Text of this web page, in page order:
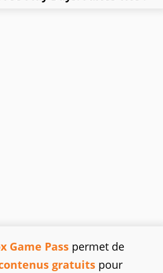
Game Pass permet de
gratuits pour